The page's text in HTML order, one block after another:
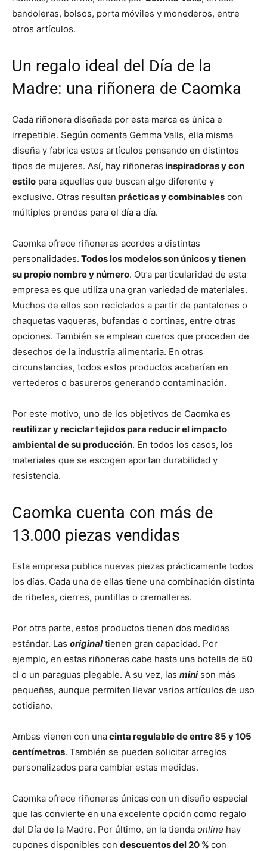
bandoleras, bolsos, porta móviles y monederos, entre
otros artículos.
Un regalo ideal del Día de la
Madre: una riñonera de Caomka
Cada riñonera diseñada por esta marca es única e
irrepetible. Según comenta Gemma Valls, ella misma
diseña y fabrica estos artículos pensando en distintos
tipos de mujeres. Así, hay riñoneras inspiradoras y con
estilo para aquellas que buscan algo diferente y
exclusivo. Otras resultan prácticas y combinables con
múltiples prendas para el día a día.
Caomka ofrece riñoneras acordes a distintas
personalidades. Todos los modelos son únicos y tienen
su propio nombre y número. Otra particularidad de esta
empresa es que utiliza una gran variedad de materiales.
Muchos de ellos son reciclados a partir de pantalones o
chaquetas vaqueras, bufandas o cortinas, entre otras
opciones. También se emplean cueros que proceden de
desechos de la industria alimentaria. En otras
circunstancias, todos estos productos acabarían en
vertederos o basureros generando contaminación.
Por este motivo, uno de los objetivos de Caomka es
reutilizar y reciclar tejidos para reducir el impacto
ambiental de su producción. En todos los casos, los
materiales que se escogen aportan durabilidad y
resistencia.
Caomka cuenta con más de
13.000 piezas vendidas
Esta empresa publica nuevas piezas prácticamente todos
los días. Cada una de ellas tiene una combinación distinta
de ribetes, cierres, puntillas o cremalleras.
Por otra parte, estos productos tienen dos medidas
estándar. Las originaltienen gran capacidad. Por
ejemplo, en estas riñoneras cabe hasta una botella de 50
cl o un paraguas plegable. A su vez, las minison más
pequeñas, aunque permiten llevar varios artículos de uso
cotidiano.
Ambas vienen con unacinta regulable de entre 85 y 105
centímetros. También se pueden solicitar arreglos
personalizados para cambiar estas medidas.
Caomka ofrece riñoneras únicas con un diseño especial
que las convierte en una excelente opción como regalo
del Día de la Madre. Por último, en la tienda online hay
cupones disponibles con descuentos del 20 % con